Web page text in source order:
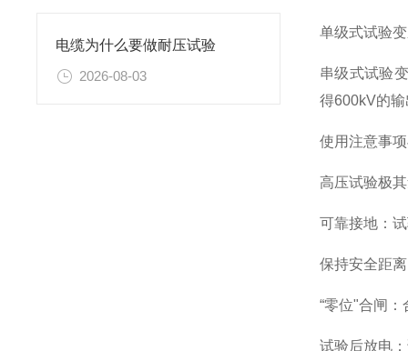
电缆为什么要做耐压试验
2026-08-03
单级式试验
串级式试验
得600kV的
使用注意事
高压试验极
可靠接地：
保持安全距
“零位"合闸
试验后放电